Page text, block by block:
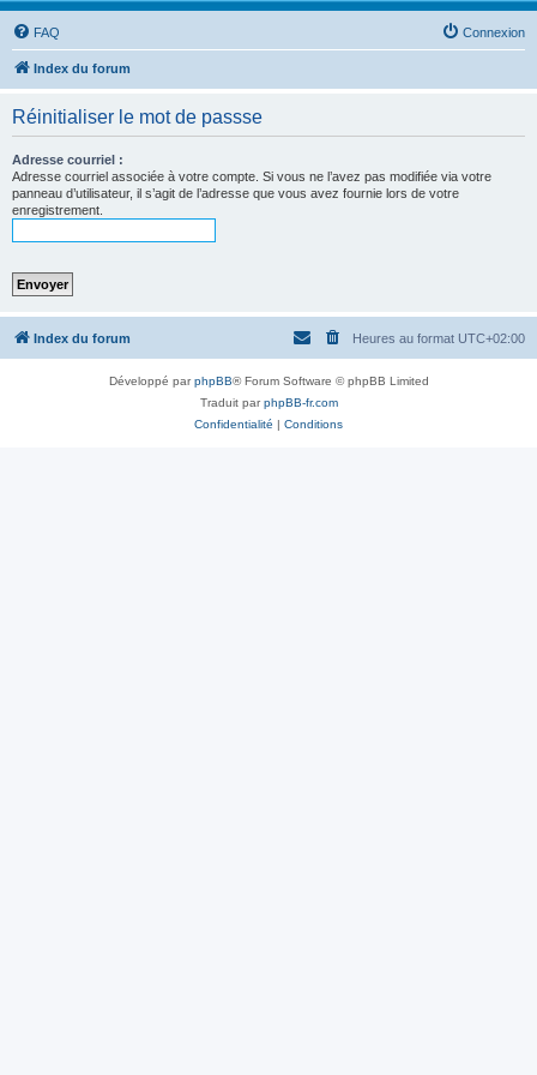
FAQ Connexion
Index du forum
Réinitialiser le mot de passse
Adresse courriel :
Adresse courriel associée à votre compte. Si vous ne l’avez pas modifiée via votre
panneau d’utilisateur, il s’agit de l’adresse que vous avez fournie lors de votre
enregistrement.
Index du forum Heures au format UTC+02:00
Développé parphpBB® Forum Software © phpBB Limited
Traduit parphpBB-fr.com
Confidentialité | Conditions